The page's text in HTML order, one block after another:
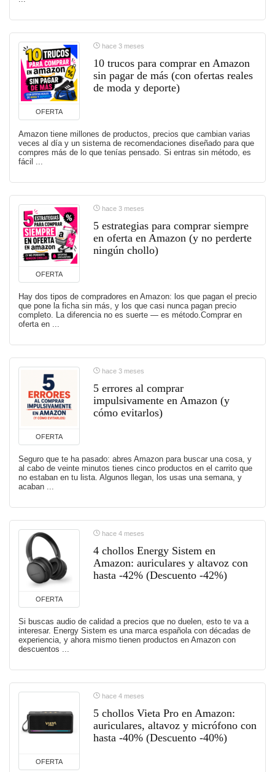
OFERTA
hace 3 meses
10 trucos para comprar en Amazon
sin pagar de más (con ofertas reales
de moda y deporte)
Amazon tiene millones de productos, precios que cambian varias
veces al día y un sistema de recomendaciones diseñado para que
compres más de lo que tenías pensado. Si entras sin método, es
fácil ...
OFERTA
hace 3 meses
5 estrategias para comprar siempre
en oferta en Amazon (y no perderte
ningún chollo)
Hay dos tipos de compradores en Amazon: los que pagan el precio
que pone la ficha sin más, y los que casi nunca pagan precio
completo. La diferencia no es suerte — es método.Comprar en
oferta en ...
OFERTA
hace 3 meses
5 errores al comprar
impulsivamente en Amazon (y
cómo evitarlos)
Seguro que te ha pasado: abres Amazon para buscar una cosa, y
al cabo de veinte minutos tienes cinco productos en el carrito que
no estaban en tu lista. Algunos llegan, los usas una semana, y
acaban ...
OFERTA
hace 4 meses
4 chollos Energy Sistem en
Amazon: auriculares y altavoz con
hasta -42% (Descuento -42%)
Si buscas audio de calidad a precios que no duelen, esto te va a
interesar. Energy Sistem es una marca española con décadas de
experiencia, y ahora mismo tienen productos en Amazon con
descuentos ...
OFERTA
hace 4 meses
5 chollos Vieta Pro en Amazon:
auriculares, altavoz y micrófono con
hasta -40% (Descuento -40%)